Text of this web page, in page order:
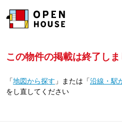
この物件の掲載は終了しま
「地図から探す 」 または 「沿線・駅
をし直してください